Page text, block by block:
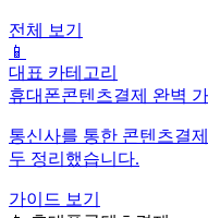
전체 보기
📱
대표 카테고리
휴대폰콘텐츠결제 완벽
통신사를 통한 콘텐츠결
두 정리했습니다.
가이드 보기